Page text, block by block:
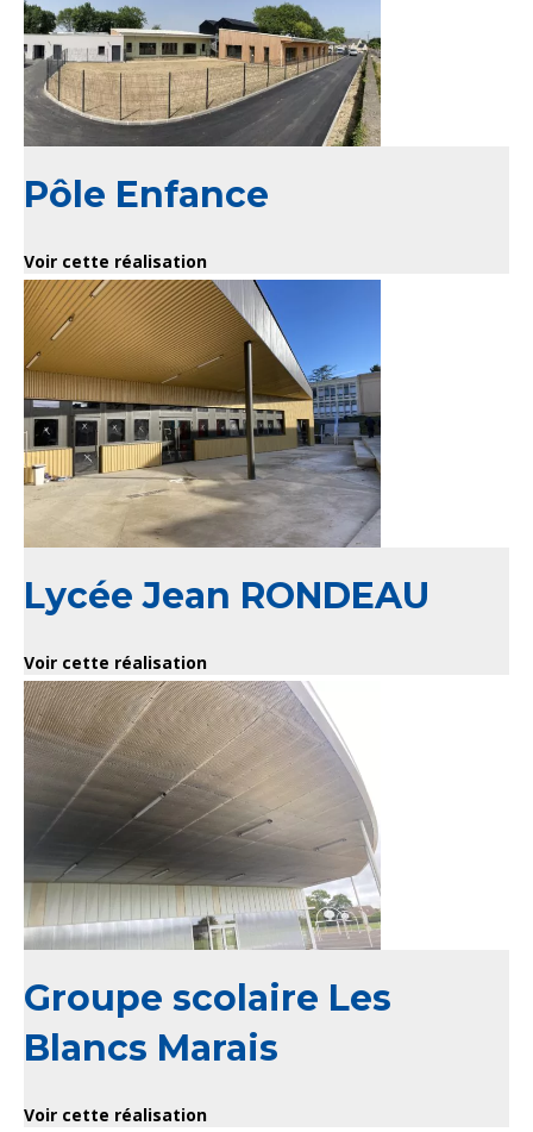
Pôle Enfance
Voir cette réalisation
Lycée Jean RONDEAU
Voir cette réalisation
Groupe scolaire Les
Blancs Marais
Voir cette réalisation